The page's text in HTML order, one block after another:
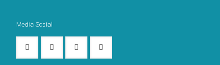
Media Sosial